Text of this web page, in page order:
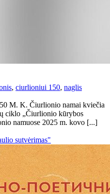
, ciurlioniui 150, naglis
M. K. Čiurlionio namai kviečia
ciklo „Čiurlionio kūrybos
namuose 2025 m. kovo [...]
sutvėrimas"